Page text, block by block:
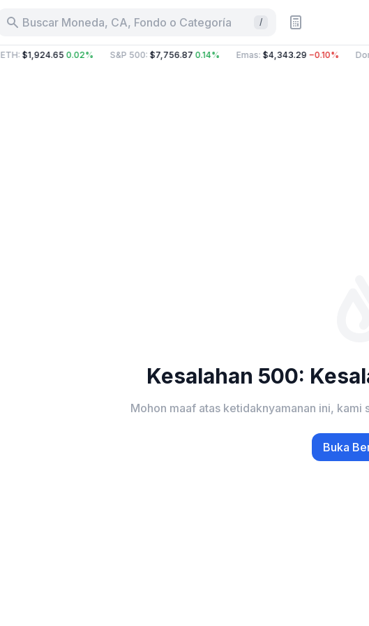
Buscar Moneda, CA, Fondo o Categoría /
ETH:$1,924.65 0.02% S&P 500:$7,756.87 0.14% Emas:$4,343.29 −0.10%
Kesalahan 500:
Mohon maaf atas ketidaknyamanan ini,
Buka